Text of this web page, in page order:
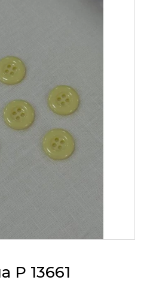
P 13661